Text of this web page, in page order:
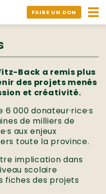
FAIRE UN DON
Back a remis plus
des projets menés
et créativité.
6 000 donateur·rice·s
de milliers de
aux enjeux
toute la province.
implication dans
scolaire
fiches des projets